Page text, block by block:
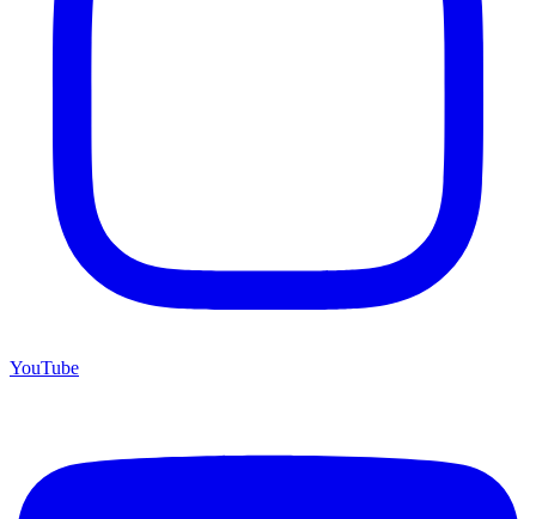
YouTube